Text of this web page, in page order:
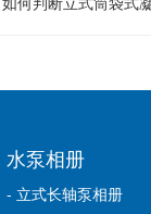
水泵相册
- 立式长轴泵相册